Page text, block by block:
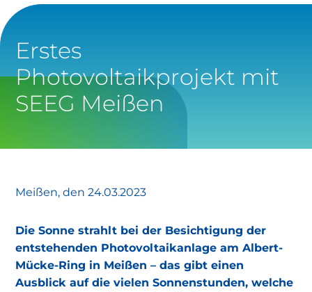
eingeschränkt verfügbar
meissen.de/formularservice/
Warum diese Wartung wichtig ist:
Erstes
Photovoltaikprojekt mit
SEEG Meißen
Meißen, den 24.03.2023
Die Sonne strahlt bei der Besichtigung der
entstehenden Photovoltaikanlage am Albert-
Mücke-Ring in Meißen – das gibt einen
Ausblick auf die vielen Sonnenstunden, welche